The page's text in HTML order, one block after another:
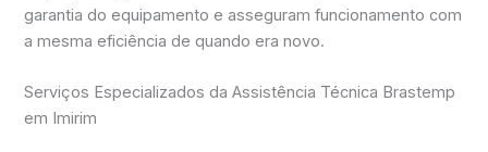
garantia do equipamento e asseguram funcionamento com
a mesma eficiência de quando era novo.
Serviços Especializados da Assistência Técnica Brastemp
em Imirim